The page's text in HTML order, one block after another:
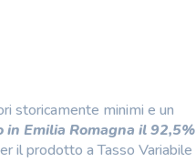
storicamente minimi e un
in Emilia Romagna il 92,5%
il prodotto a Tasso Variabile